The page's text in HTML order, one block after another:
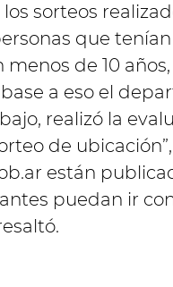
sorteos
que tenían
de 10 años,
a eso el
realizó la
de
están
puedan ir